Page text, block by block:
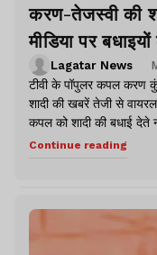
करण-तेजस्वी की
मीडिया पर
Lagatar News
टीवी के पॉपुलर कपल करण
शादी की खबरें तेजी से
कपल को शादी की बधाई
Continue reading